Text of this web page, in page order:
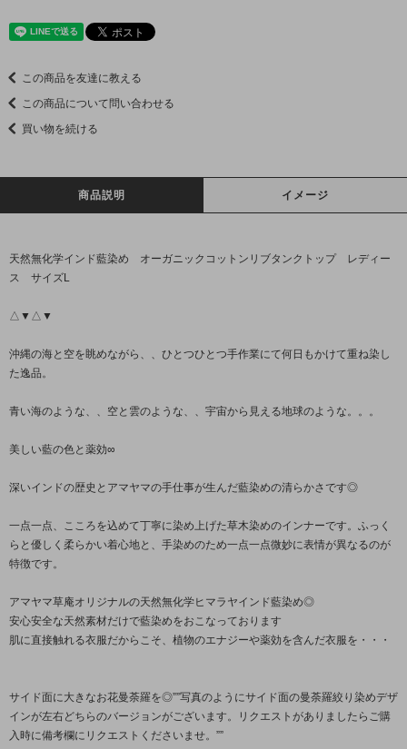
この商品を友達に教える
この商品について問い合わせる
買い物を続ける
商品説明 イメージ
天然無化学インド藍染め オーガニックコットンリブタンクトップ レディー
ス サイズL
△▼△▼
沖縄の海と空を眺めながら、、ひとつひとつ手作業にて何日もかけて重ね染し
た逸品。
青い海のような、、空と雲のような、、宇宙から見える地球のような。。。
美しい藍の色と薬効∞
深いインドの歴史とアマヤマの手仕事が生んだ藍染めの清らかさです◎
一点一点、こころを込めて丁寧に染め上げた草木染めのインナーです。ふっく
らと優しく柔らかい着心地と、手染めのため一点一点微妙に表情が異なるのが
特徴です。
アマヤマ草庵オリジナルの天然無化学ヒマラヤインド藍染め◎
安心安全な天然素材だけで藍染めをおこなっております
肌に直接触れる衣服だからこそ、植物のエナジーや薬効を含んだ衣服を・・・
サイド面に大きなお花曼荼羅を◎””写真のようにサイド面の曼荼羅絞り染めデザ
インが左右どちらのバージョンがございます。リクエストがありましたらご購
入時に備考欄にリクエストくださいませ。””